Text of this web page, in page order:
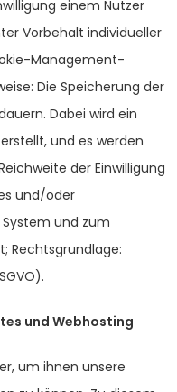
einem Nutzer
Vorbehalt individueller
Management-
Die Speicherung der
Dabei wird ein
und es werden
der Einwilligung
und/oder
und zum
Rechtsgrundlage:
und Webhosting
um ihnen unsere